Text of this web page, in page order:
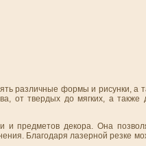
различные формы и рисунки, а
от твердых до мягких, а также
и предметов декора. Она
Благодаря лазерной резке